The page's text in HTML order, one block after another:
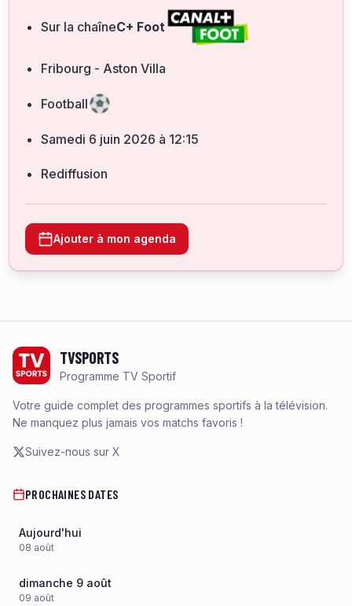
Sur la chaîneC+ Foot
Fribourg - Aston Villa
Football
samedi 6 juin 2026 à 12:15
Rediffusion
Ajouter à mon agenda
TVSPORTS
Programme TV Sportif
Votre guide complet des programmes sportifs à la télévision.
Ne manquez plus jamais vos matchs favoris !
Suivez-nous sur X
PROCHAINES DATES
Aujourd'hui
08 août
dimanche 9 août
09 août